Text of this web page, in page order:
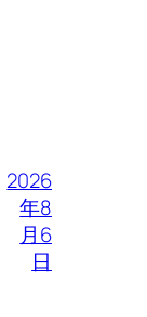
2026
年8
月6
日